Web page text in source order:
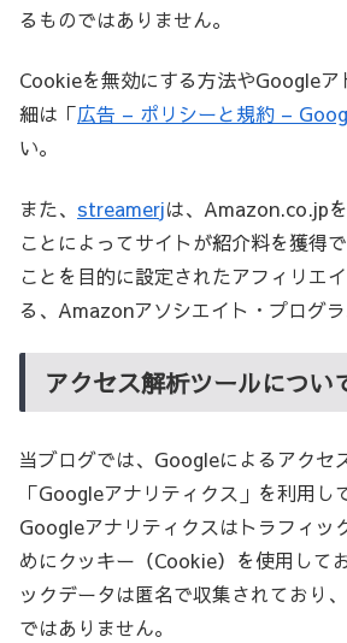
るものではありません。
Cookieを無効にする方法やGoogleア
細は「広告 – ポリシーと規約 –
い。
また、 streamerjは、Amazon.co.jp
ことによってサイトが紹介料を獲得
ことを目的に設定されたアフィリエ
る、Amazonアソシエイト・プログラ
アクセス解析ツールについ
当ブログでは、Googleによるアクセ
「Googleアナリティクス」を利用し
Googleアナリティクスはトラフィッ
めにクッキー（Cookie）を使用して
ックデータは匿名で収集されており
ではありません。